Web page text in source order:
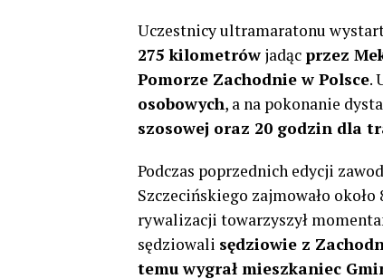
Uczestnicy ultramaratonu
275 kilometrów jadąc przez
Pomorze Zachodnie w Polsce.
osobowych, a na pokonanie
szosowej oraz 20 godzin dla
Podczas poprzednich edycji
Szczecińskiego zajmowało
rywalizacji towarzyszył
sędziowali sędziowie z
temu wygrał mieszkaniec